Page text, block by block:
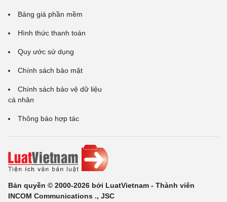
Bảng giá phần mềm
Hình thức thanh toán
Quy ước sử dụng
Chính sách bảo mật
Chính sách bảo vệ dữ liệu
cá nhân
Thông báo hợp tác
Bản quyền © 2000-2026 bởi LuatVietnam - Thành viên
INCOM Communications ., JSC